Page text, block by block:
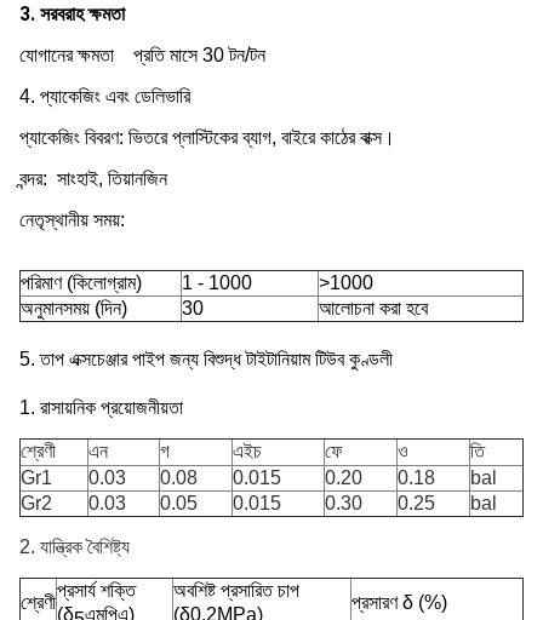
3. সরবরাহ ক্ষমতা
যোগানের ক্ষমতা
প্রতি মাসে 30 টন/টন
4. প্যাকেজিং এবং ডেলিভারি
প্যাকেজিং বিবরণ: ভিতরে প্লাস্টিকের ব্যাগ, বাইরে কাঠের বাক্স।
বন্দর: সাংহাই, তিয়ানজিন
নেতৃস্থানীয় সময়:
পরিমাণ (কিলোগ্রাম) 1 - 1000
>1000
অনুমানসময় (দিন)
30 আলোচনা করা হবে
5. তাপ এক্সচেঞ্জার পাইপ জন্য বিশুদ্ধ টাইটানিয়াম টিউব কুণ্ডলী
1. রাসায়নিক প্রয়োজনীয়তা
শ্রেণী এন গ এইচ ফে ও
তি
Gr1
0.03 0.08 0.015 0.20 0.18
bal
Gr2
0.03 0.05 0.015 0.30 0.25 bal
2. যান্ত্রিক বৈশিষ্ট্য
শ্রেণী
প্রসার্য শক্তি
(δ এমপিএ)
অবশিষ্ট প্রসারিত চাপ
(δ0.2MPa)
প্রসারণ δ (%)